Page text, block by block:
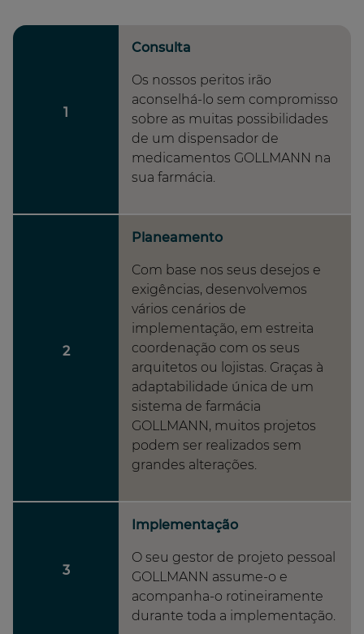
1
Consulta
Os nossos peritos irão
aconselhá-lo sem compromisso
sobre as muitas possibilidades
de um dispensador de
medicamentos GOLLMANN na
sua farmácia.
2
Planeamento
Com base nos seus desejos e
exigências, desenvolvemos
vários cenários de
implementação, em estreita
coordenação com os seus
arquitetos ou lojistas. Graças à
adaptabilidade única de um
sistema de farmácia
GOLLMANN, muitos projetos
podem ser realizados sem
grandes alterações.
3
Implementação
O seu gestor de projeto pessoal
GOLLMANN assume-o e
acompanha-o rotineiramente
durante toda a implementação.